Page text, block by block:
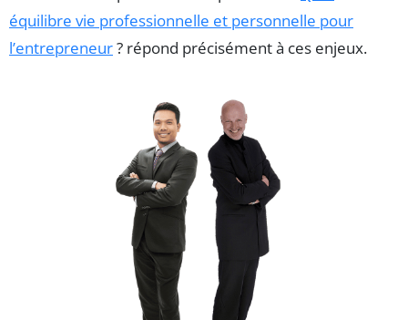
équilibre vie professionnelle et personnelle pour
l’entrepreneur? répond précisément à ces enjeux.